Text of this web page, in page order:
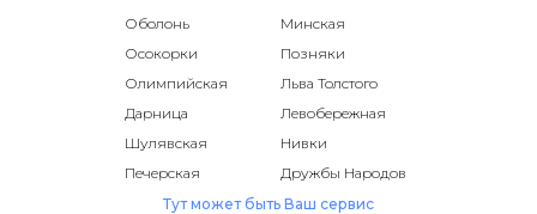
Оболонь
Минская
Осокорки
Позняки
Олимпийская
Льва Толстого
Дарница
Левобережная
Шулявская
Нивки
Печерская
Дружбы Народов
Тут может быть Ваш сервис